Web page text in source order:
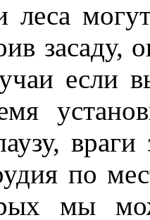
леса
засаду,
если
по
мы